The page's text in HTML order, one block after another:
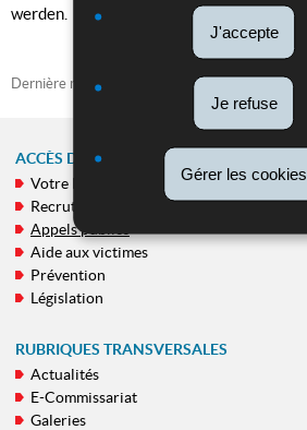
J'accepte
Je refuse
Gérer les cookies
werden.
Dernière mise à jour 25/05/2026
MENU
DE
NAVIGATION
ACCÈS DIRECT
Votre Police
Recrutement
Appels publics
Aide aux victimes
Prévention
Législation
RUBRIQUES TRANSVERSALES
Actualités
E-Commissariat
Galeries